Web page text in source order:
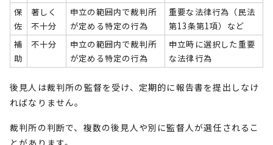
保
佐
著しく
不十分
申立の範囲内で裁判所
が定める特定の行為
重要な法律行為（民法
第13条第1項）など
補
助
不十分
申立の範囲内で裁判所
が定める特定の行為
申立時に選択した重要
な法律行為
後見人は裁判所の監督を受け、定期的に報告書を提出しなけ
ればなりません。
裁判所の判断で、複数の後見人や別に監督人が選任されるこ
とがあります。